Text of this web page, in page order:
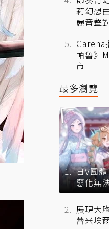
莉幻想
麗音聲
帕魯》
市
最多瀏覽
日V團
惡化無
來去向
展現大
蕾米埃